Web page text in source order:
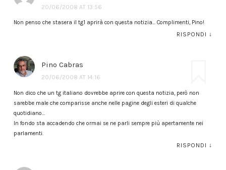
20/06/2008 AT 13:56
Non penso che stasera il tg1 aprirà con questa notizia… Complimenti, Pino!
RISPONDI ↓
Pino Cabras
20/06/2008 AT 14:16
Non dico che un tg italiano dovrebbe aprire con questa notizia, però non
sarebbe male che comparisse anche nelle pagine degli esteri di qualche
quotidiano…
In fondo sta accadendo che ormai se ne parli sempre più apertamente nei
parlamenti.
RISPONDI ↓